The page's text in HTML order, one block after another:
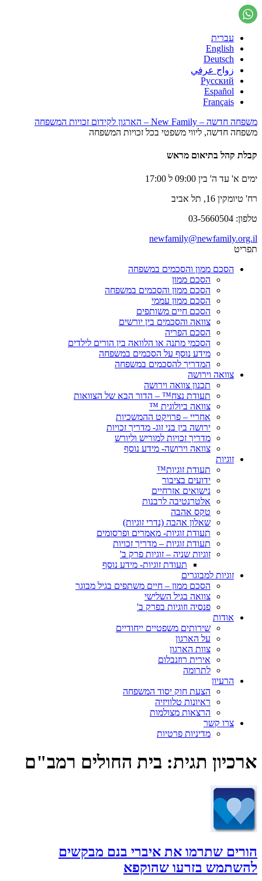
עברית
English
Deutsch
زواج عرفي
Русский
Español
Français
משפחה חדשה – New Family – הארגון לקידום זכויות המשפחה
משפחה חדשה, ליווי משפטי בכל זכויות המשפחה
קבלת קהל בתיאום מראש
ימים א' עד ה' בין 09:00 ל 17:00
רח' טיומקין 16, תל אביב
טלפון: 03-5660504
newfamily@newfamily.org.il
תפריט
הסכם ממון והסכמים במשפחה
הסכם ממון
הסכם ממון והסכמים במשפחה
הסכם ממון עממי
הסכם חיים משותפים
צוואה והסכמים בין יורשים
הסכם הפריה
הסכמי מתנה או הלוואה בין הורים לילדים
מידע נוסף על הסכמים במשפחה
המדריך להסכמים במשפחה
צוואה וירושה
תכנון צוואה וירושה
תעודת נצח™ – הדור הבא של הצוואות
צוואה ביולוגית ™
אחריי – פרויקט ההמשכיות
ירושה בין בני זוג- מדריך זכויות
מדריך זכויות למוריש וליורש
צוואה וירושה- מידע נוסף
זוגיות
תעודת זוגיות™
ידועים בציבור
נישואים אזרחיים
אלטרנטיבה לרבנות
טקס אהבה
שאלון אהבה (נדרי זוגיות)
תעודת זוגיות- מאמרים ופרסומים
תעודת זוגיות – מדריך זכויות
זוגיות שניה – זוגיות פרק ב'
תעודת זוגיות- מידע נוסף
זוגיות למבוגרים
הסכם ממון – חיים משתפים בגיל מבוגר
צוואה בגיל השלישי
פנסיה וזוגיות בפרק ב'
אודות
שירותים משפטיים ייחודיים
על הארגון
צוות הארגון
אירית רוזנבלום
לתרומה
הרעיון
הצעת חוק יסוד המשפחה
ראיונות טלוויזיה
הרצאות מצולמות
צרו קשר
מדיניות פרטיות
ארכיון תגית: בית החולים רמב"ם
הורים שתרמו את איברי בנם מבקשים
להשתמש בזרעו שהוקפא